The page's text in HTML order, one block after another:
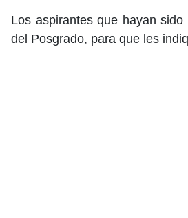
Los aspirantes que hayan
del Posgrado, para que les